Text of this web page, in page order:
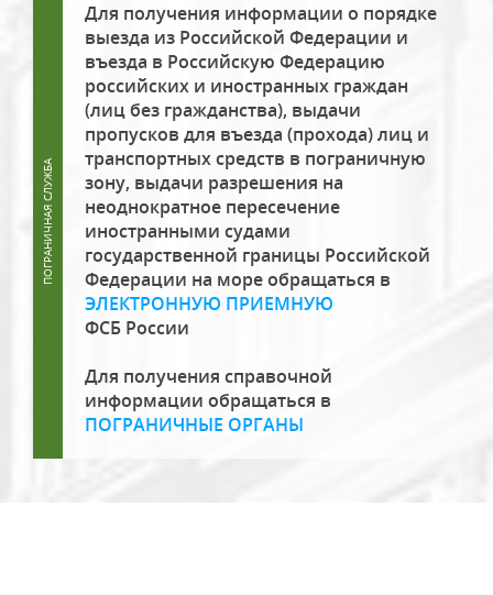
Для получения информации о порядке
выезда из Российской Федерации и
въезда в Российскую Федерацию
российских и иностранных граждан
(лиц без гражданства), выдачи
пропусков для въезда (прохода) лиц и
транспортных средств в пограничную
зону, выдачи разрешения на
неоднократное пересечение
иностранными судами
государственной границы Российской
Федерации на море обращаться в
ЭЛЕКТРОННУЮ ПРИЕМНУЮ
ФСБ России
Для получения справочной
информации обращаться в
ПОГРАНИЧНЫЕ ОРГАНЫ